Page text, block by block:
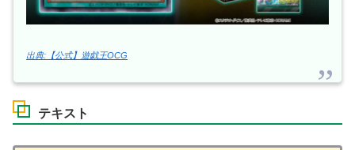
出典:【公式】遊戯王OCG
テキスト